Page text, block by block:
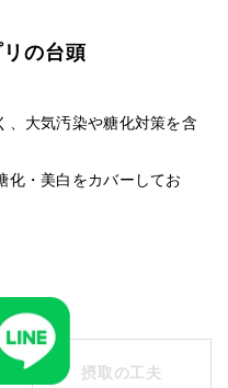
の台頭
、大気汚染や糖化対策を含
化・美白をカバーしてお
摂取の工夫